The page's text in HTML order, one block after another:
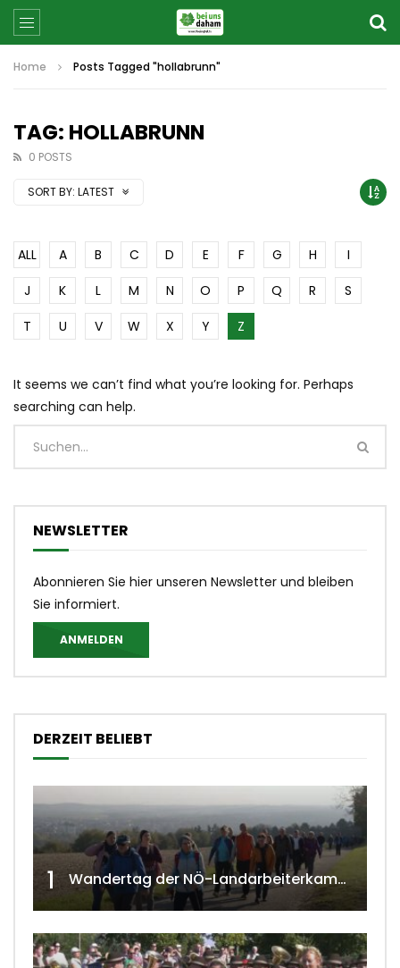
Home Posts Tagged "hollabrunn"
TAG: HOLLABRUNN
0 POSTS
SORT BY: LATEST
ALL A B C D E F G H
I
J
K L M N O P Q R
S
T
U V W X Y Z
It seems we can’t find what you’re looking for. Perhaps
searching can help.
NEWSLETTER
Abonnieren Sie hier unseren Newsletter und bleiben
Sie informiert.
ANMELDEN
DERZEIT BELIEBT
1 Wandertag der NÖ-Landarbeiterkammer in Hollabrunn 2024